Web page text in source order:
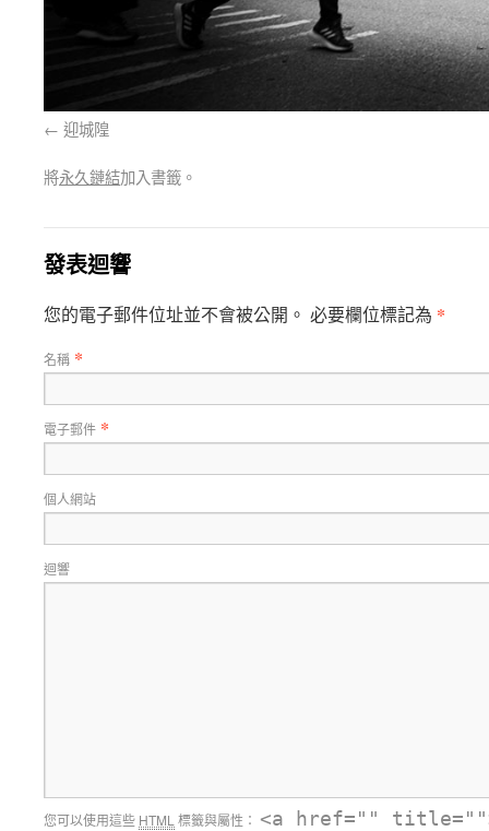
迎城隍
將永久鏈結加入書籤。
發表迴響
您的電子郵件位址並不會被公開。 必要欄位標記為 *
名稱 *
電子郵件 *
個人網站
迴響
您可以使用這些 HTML標籤與屬性： <a href=""